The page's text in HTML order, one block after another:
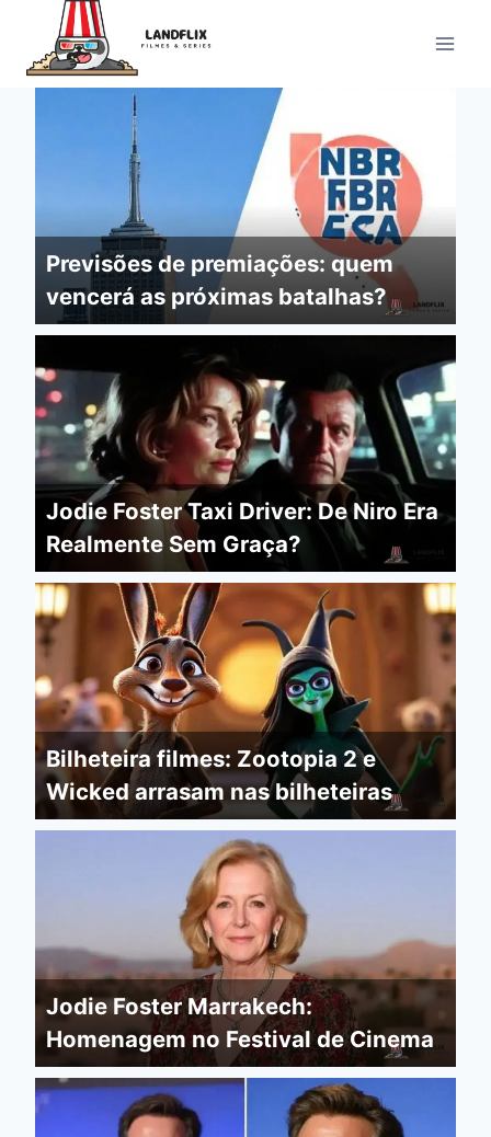
Previsões de premiações: quem
vencerá as próximas batalhas?
Jodie Foster Taxi Driver: De Niro Era
Realmente Sem Graça?
Bilheteira filmes: Zootopia 2 e
Wicked arrasam nas bilheteiras
Jodie Foster Marrakech:
Homenagem no Festival de Cinema